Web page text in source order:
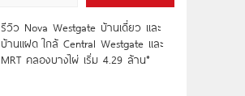
รีวิว Nova Westgate บ้านเดี่ยว และ
บ้านแฝด ใกล้ Central Westgate และ
MRT คลองบางไผ่ เริ่ม 4.29 ล้าน*